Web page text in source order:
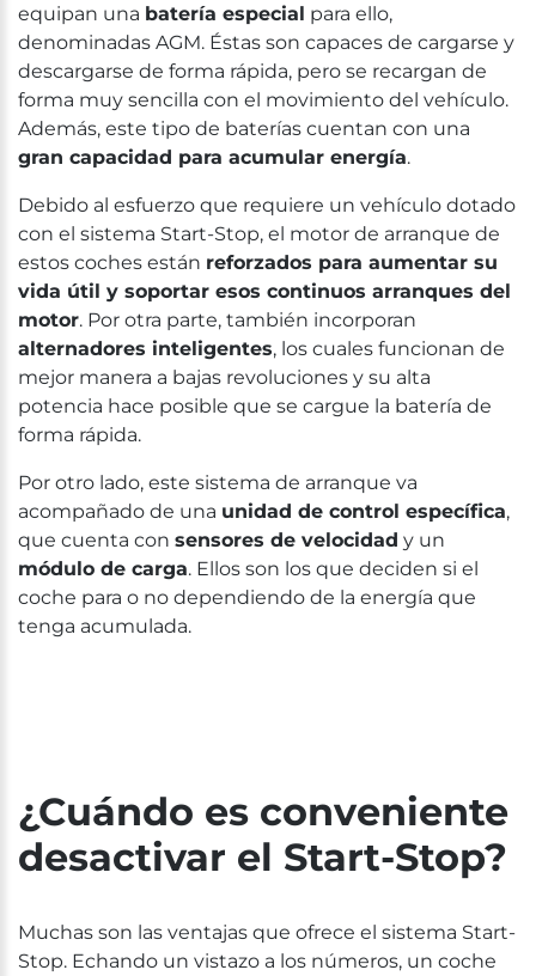
equipan una batería especial para ello,
denominadas AGM. Éstas son capaces de cargarse y
descargarse de forma rápida, pero se recargan de
forma muy sencilla con el movimiento del vehículo.
Además, este tipo de baterías cuentan con una
gran capacidad para acumular energía.
Debido al esfuerzo que requiere un vehículo dotado
con el sistema Start-Stop, el motor de arranque de
estos coches están reforzados para aumentar su
vida útil y soportar esos continuos arranques del
motor. Por otra parte, también incorporan
alternadores inteligentes, los cuales funcionan de
mejor manera a bajas revoluciones y su alta
potencia hace posible que se cargue la batería de
forma rápida.
Por otro lado, este sistema de arranque va
acompañado de una unidad de control específica,
que cuenta con sensores de velocidad y un
módulo de carga. Ellos son los que deciden si el
coche para o no dependiendo de la energía que
tenga acumulada.
¿Cuándo es conveniente
desactivar el Start-Stop?
Muchas son las ventajas que ofrece el sistema Start-
Stop. Echando un vistazo a los números, un coche